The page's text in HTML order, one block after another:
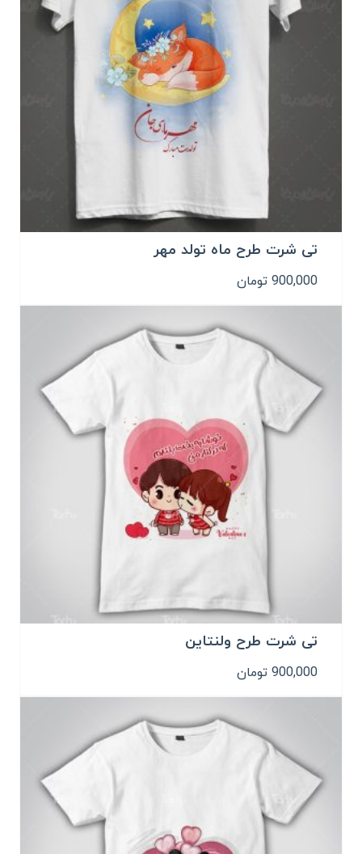
تی شرت طرح ماه تولد مهر
900,000 تومان
تی شرت طرح ولنتاین
900,000 تومان